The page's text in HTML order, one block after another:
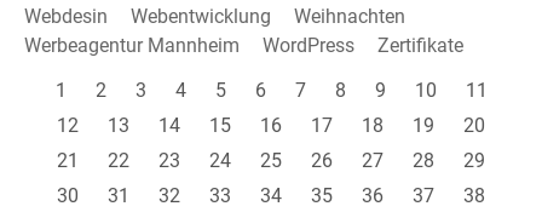
Webdesin
Webentwicklung
Weihnachten
Werbeagentur Mannheim
WordPress
Zertifikate
1
2 3 4 5 6 7 8 9 10
11
12
13 14 15 16 17 18 19
20
21
22 23 24 25 26 27 28
29
30
31 32 33 34 35 36 37
38